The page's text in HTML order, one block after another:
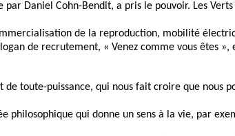
Daniel Cohn-Bendit, a pris le pouvoir. Les
de la reproduction, mobilité
de recrutement, « Venez comme vous êtes »,
toute-puissance, qui nous fait croire que nous
philosophique qui donne un sens à la vie, par